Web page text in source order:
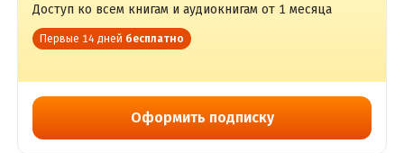
Доступ ко всем книгам и аудиокнигам от 1 месяца
Первые 14 дней бесплатно
Оформить подписку